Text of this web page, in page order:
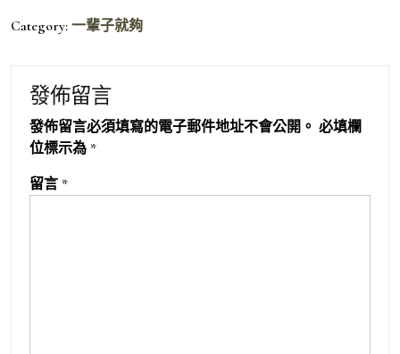
Category: 一輩子就夠
發佈留言
發佈留言必須填寫的電子郵件地址不會公開。 必填欄
位標示為 *
留言 *